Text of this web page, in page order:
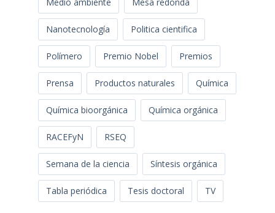
Nanotecnología Politica cientifica
Polímero Premio Nobel Premios
Prensa Productos naturales Química
Química bioorgánica Química orgánica
RACEFyN RSEQ
Semana de la ciencia Síntesis orgánica
Tabla periódica Tesis doctoral TV